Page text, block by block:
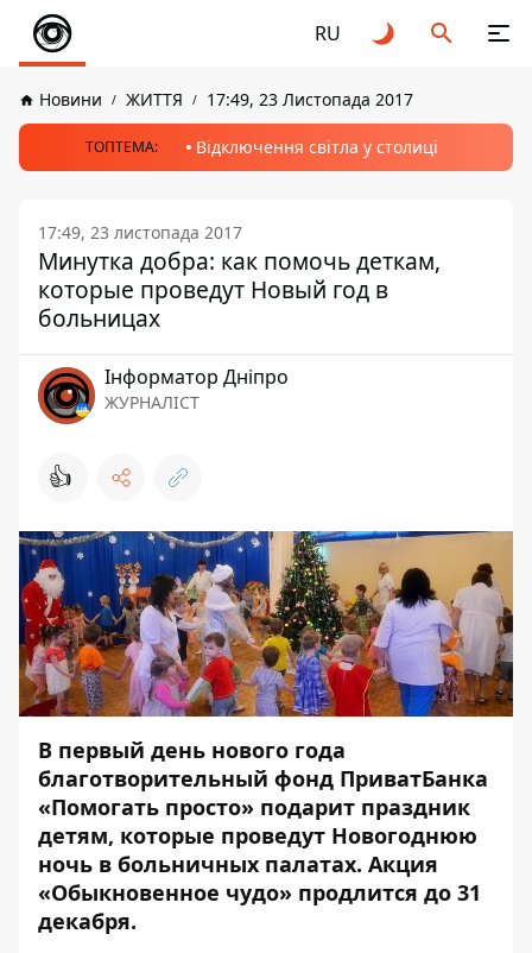
RU
Новини ЖИТТЯ 17:49, 23 Листопада 2017
ТОПТЕМА: Відключення світла у столиці
17:49, 23 листопада 2017
Минутка добра: как помочь деткам,
которые проведут Новый год в
больницах
Інформатор Дніпро
ЖУРНАЛІСТ
👍
В первый день нового года
благотворительный фонд ПриватБанка
«Помогать просто» подарит праздник
детям, которые проведут Новогоднюю
ночь в больничных палатах. Акция
«Обыкновенное чудо» продлится до 31
декабря.